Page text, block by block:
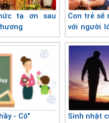
tạ ơn sau
Con trẻ sẽ
với người
thành?
- Cô" Sinh nhật